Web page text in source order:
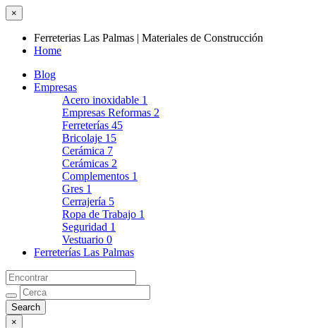
×
Ferreterias Las Palmas | Materiales de Construcción
Home
Blog
Empresas
Acero inoxidable 1
Empresas Reformas 2
Ferreterías 45
Bricolaje 15
Cerámica 7
Cerámicas 2
Complementos 1
Gres 1
Cerrajería 5
Ropa de Trabajo 1
Seguridad 1
Vestuario 0
Ferreterías Las Palmas
×